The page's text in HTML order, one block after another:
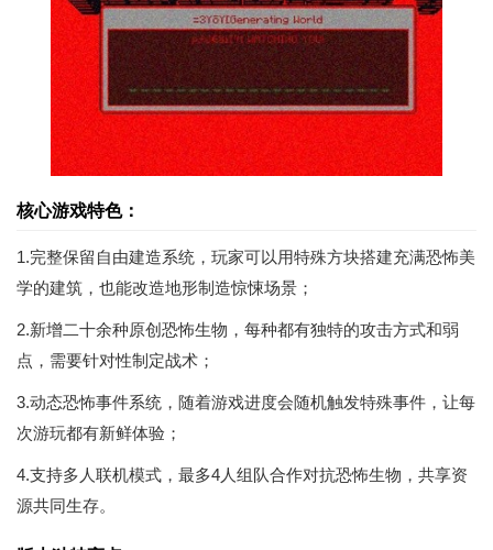
核心游戏特色：
1.完整保留自由建造系统，玩家可以用特殊方块搭建充满恐怖美
学的建筑，也能改造地形制造惊悚场景；
2.新增二十余种原创恐怖生物，每种都有独特的攻击方式和弱
点，需要针对性制定战术；
3.动态恐怖事件系统，随着游戏进度会随机触发特殊事件，让每
次游玩都有新鲜体验；
4.支持多人联机模式，最多4人组队合作对抗恐怖生物，共享资
源共同生存。